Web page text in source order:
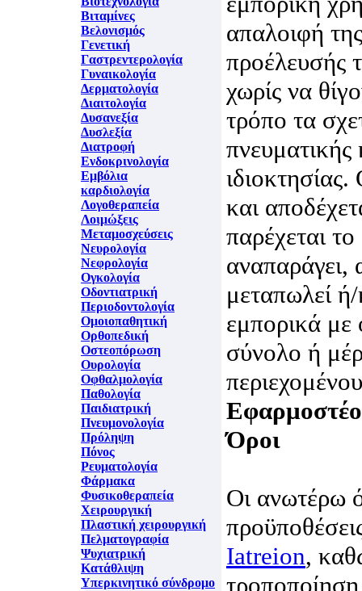
Βιταμίνες
Βελονισμός
Γενετική
Γαστρεντερολογία
Γυναικολογία
Δερματολογία
Διαιτολογία
Δυσανεξία
Δυσλεξία
Διατροφή
Ενδοκρινολογία
Εμβόλια
καρδιολογία
Λογοθεραπεία
Λοιμώξεις
Μεταμοσχεύσεις
Νευρολογία
Νεφρολογία
Ογκολογία
Οδοντιατρική
Περιοδοντολογία
Ομοιοπαθητική
Ορθοπεδική
Οστεοπόρωση
Ουρολογία
Οφθαλμολογία
Παθολογία
Παιδιατρική
Πνευμονολογία
Πρόληψη
Πόνος
Ρευματολογία
Φάρμακα
Φυσικοθεραπεία
Χειρουργική
Πλαστική χειρουργική
Πελματογραφία
Ψυχιατρική
Κατάθλιψη
Υπερκινητικό σύνδρομο
απαλοιφή
προέλευσής
χωρίς να
τρόπο τα
πνευματικής
και
παρέχεται
αναπαράγει,
μεταπωλεί ή/
εμπορικά με
σύνολο ή
Εφαρμοστέο
Όροι
Οι ανωτέρω
Iatreion,
τροποποίηση